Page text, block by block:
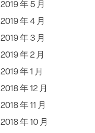
2019 年 5 月
2019 年 4 月
2019 年 3 月
2019 年 2 月
2019 年 1 月
2018 年 12 月
2018 年 11 月
2018 年 10 月